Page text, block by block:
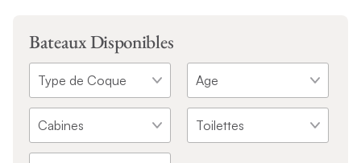
Bateaux Disponibles